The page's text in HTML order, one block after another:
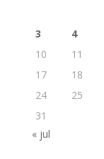
3
4
10
11
17
18
24
25
31
« jul